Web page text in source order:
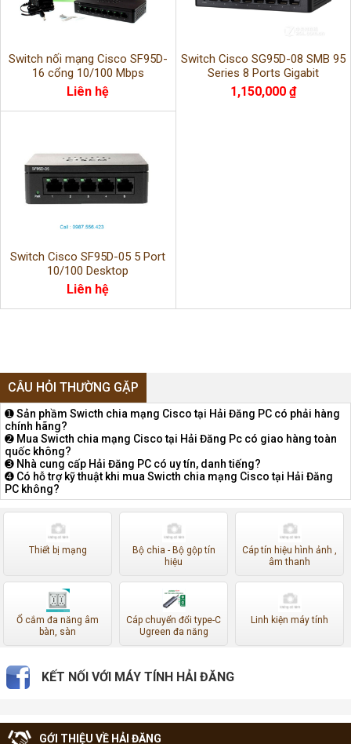
Switch nối mạng Cisco SF95D-
16 cổng 10/100 Mbps
Liên hệ
Switch Cisco SG95D-08 SMB 95
Series 8 Ports Gigabit
1,150,000 ₫
Switch Cisco SF95D-05 5 Port
10/100 Desktop
Liên hệ
CÂU HỎI THƯỜNG GẶP
➊ Sản phầm Swicth chia mạng Cisco tại Hải Đăng PC có phải hàng
chính hãng?
➋ Mua Swicth chia mạng Cisco tại Hải Đăng Pc có giao hàng toàn
quốc không?
➌ Nhà cung cấp Hải Đăng PC có uy tín, danh tiếng?
➍ Có hỗ trợ kỹ thuật khi mua Swicth chia mạng Cisco tại Hải Đăng
PC không?
Thiết bị mạng
Bộ chia - Bộ gộp tín
hiệu
Cáp tín hiệu hình ảnh ,
âm thanh
Ổ cắm đa năng âm
bàn, sàn
Cáp chuyển đổi type-C
Ugreen đa năng
Linh kiện máy tính
KẾT NỐI VỚI MÁY TÍNH HẢI ĐĂNG
GỚI THIỆU VỀ HẢI ĐĂNG